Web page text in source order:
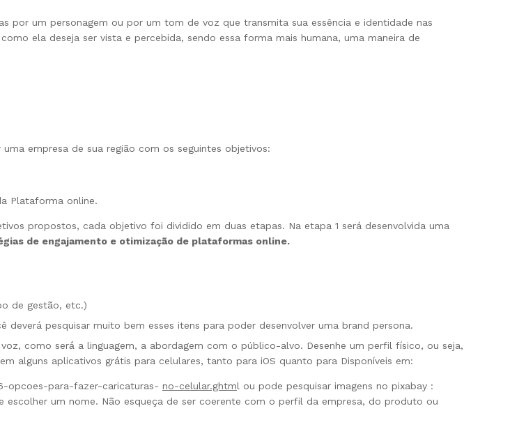
por um personagem ou por um tom de voz que transmita sua essência e identidade nas
ela deseja ser vista e percebida, sendo essa forma mais humana, uma maneira de
empresa de sua região com os seguintes objetivos:
Plataforma online.
propostos, cada objetivo foi dividido em duas etapas. Na etapa 1 será desenvolvida uma
de engajamento e otimização de plataformas online.
de gestão, etc.)
pesquisar muito bem esses itens para poder desenvolver uma brand persona.
como será́ a linguagem, a abordagem com o público-alvo. Desenhe um perfil físico, ou seja,
alguns aplicativos grátis para celulares, tanto para iOS quanto para Disponíveis em:
opcoes-para-fazer-caricaturas- no-celular.ghtml ou pode pesquisar imagens no pixabay :
escolher um nome. Não esqueça de ser coerente com o perfil da empresa, do produto ou